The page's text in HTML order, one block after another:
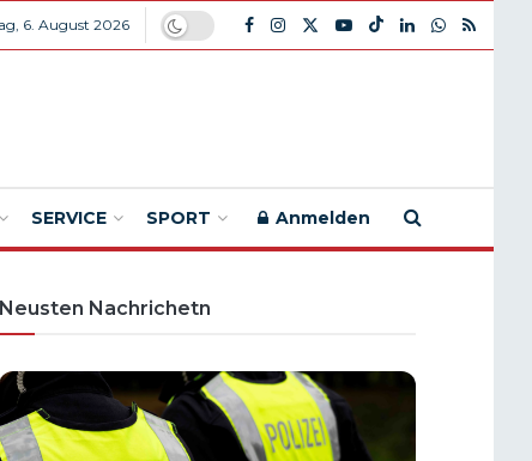
6. August 2026
SERVICE SPORT Anmelden
Neusten Nachrichetn